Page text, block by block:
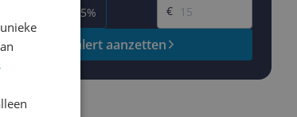
-15%
€
Prijsalert aanzetten